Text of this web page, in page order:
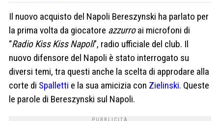
Il nuovo acquisto del Napoli Bereszynski ha parlato per
la prima volta da giocatore azzurroai microfoni di
“Radio Kiss Kiss Napoli”, radio ufficiale del club. Il
nuovo difensore del Napoli è stato interrogato su
diversi temi, tra questi anche la scelta di approdare alla
corte di Spalletti e la sua amicizia con Zielinski. Queste
le parole di Bereszynski sul Napoli.